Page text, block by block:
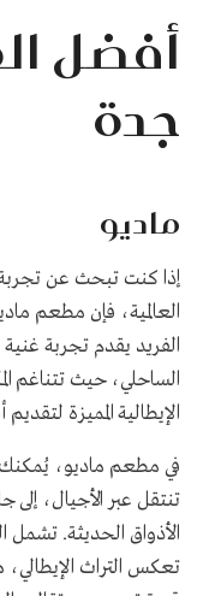
أفضل
جدة
ماديو
إذا كنت تبحث عن تجربة
العالمية، فإن مطعم
الفريد يقدم تجربة
الساحلي، حيث تتناغم
الإيطالية المميزة لتقديم
في مطعم ماديو، يُمكنك
تنتقل عبر الأجيال، إلى
الأذواق الحديثة. تشمل
تعكس التراث الإيطالي،